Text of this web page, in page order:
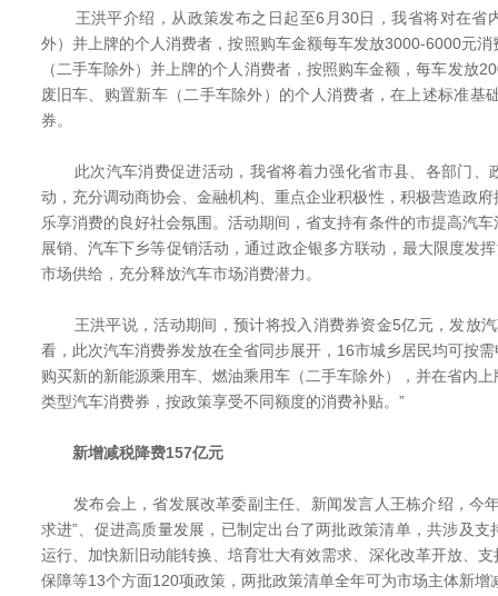
王洪平介绍，从政策发布之日起至6月30日，我省将对在省
外）并上牌的个人消费者，按照购车金额每车发放3000-6000元
（二手车除外）并上牌的个人消费者，按照购车金额，每车发放
废旧车、购置新车（二手车除外）的个人消费者，在上述标准基
券。
此次汽车消费促进活动，我省将着力强化省市县、各部门、
动，充分调动商协会、金融机构、重点企业积极性，积极营造政
乐享消费的良好社会氛围。活动期间，省支持有条件的市提高汽
展销、汽车下乡等促销活动，通过政企银多方联动，最大限度发
市场供给，充分释放汽车市场消费潜力。
王洪平说，活动期间，预计将投入消费券资金5亿元，发放汽
看，此次汽车消费券发放在全省同步展开，16市城乡居民均可按
购买新的新能源乘用车、燃油乘用车（二手车除外），并在省内
类型汽车消费券，按政策享受不同额度的消费补贴。”
新增减税降费157亿元
发布会上，省发展改革委副主任、新闻发言人王栋介绍，今
求进”、促进高质量发展，已制定出台了两批政策清单，共涉及
运行、加快新旧动能转换、培育壮大有效需求、深化改革开放、
保障等13个方面120项政策，两批政策清单全年可为市场主体新